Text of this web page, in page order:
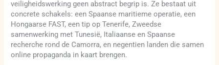
veiligheidswerking geen abstract begrip is. Ze bestaat uit
concrete schakels: een Spaanse maritieme operatie, een
Hongaarse FAST, een tip op Tenerife, Zweedse
samenwerking met Tunesië, Italiaanse en Spaanse
recherche rond de Camorra, en negentien landen die samen
online propaganda in kaart brengen.